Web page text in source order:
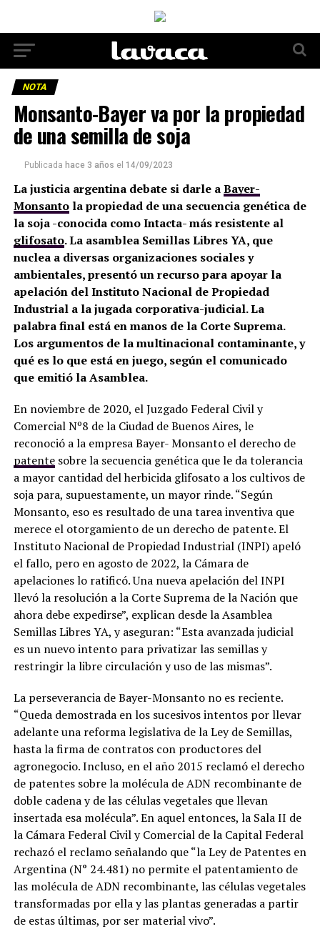
NOTA
Monsanto-Bayer va por la propiedad
de una semilla de soja
Publicada hace 3 años el 14/09/2023
La justicia argentina debate si darle aBayer-
Monsantola propiedad de una secuencia genética de
la soja -conocida como Intacta- más resistente al
glifosato. La asamblea Semillas Libres YA, que
nuclea a diversas organizaciones sociales y
ambientales, presentó un recurso para apoyar la
apelación del Instituto Nacional de Propiedad
Industrial a la jugada corporativa-judicial. La
palabra final está en manos de la Corte Suprema.
Los argumentos de la multinacional contaminante, y
qué es lo que está en juego, según el comunicado
que emitió la Asamblea.
En noviembre de 2020, el Juzgado Federal Civil y
Comercial Nº8 de la Ciudad de Buenos Aires, le
reconoció a la empresa Bayer- Monsanto el derecho de
patentesobre la secuencia genética que le da tolerancia
a mayor cantidad del herbicida glifosato a los cultivos de
soja para, supuestamente, un mayor rinde. “Según
Monsanto, eso es resultado de una tarea inventiva que
merece el otorgamiento de un derecho de patente. El
Instituto Nacional de Propiedad Industrial (INPI) apeló
el fallo, pero en agosto de 2022, la Cámara de
apelaciones lo ratificó. Una nueva apelación del INPI
llevó la resolución a la Corte Suprema de la Nación que
ahora debe expedirse”, explican desde la Asamblea
Semillas Libres YA, y aseguran: “Esta avanzada judicial
es un nuevo intento para privatizar las semillas y
restringir la libre circulación y uso de las mismas”.
La perseverancia de Bayer-Monsanto no es reciente.
“Queda demostrada en los sucesivos intentos por llevar
adelante una reforma legislativa de la Ley de Semillas,
hasta la firma de contratos con productores del
agronegocio. Incluso, en el año 2015 reclamó el derecho
de patentes sobre la molécula de ADN recombinante de
doble cadena y de las células vegetales que llevan
insertada esa molécula”. En aquel entonces, la Sala II de
la Cámara Federal Civil y Comercial de la Capital Federal
rechazó el reclamo señalando que “la Ley de Patentes en
Argentina (N° 24.481) no permite el patentamiento de
las molécula de ADN recombinante, las células vegetales
transformadas por ella y las plantas generadas a partir
de estas últimas, por ser material vivo”.